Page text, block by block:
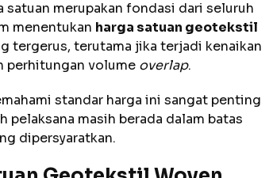
merupakan fondasi dari seluruh
menentukan harga satuan geotekstil
tergerus, terutama jika terjadi kenaikan
perhitungan volume overlap.
standar harga ini sangat penting
pelaksana masih berada dalam batas
dipersyaratkan.